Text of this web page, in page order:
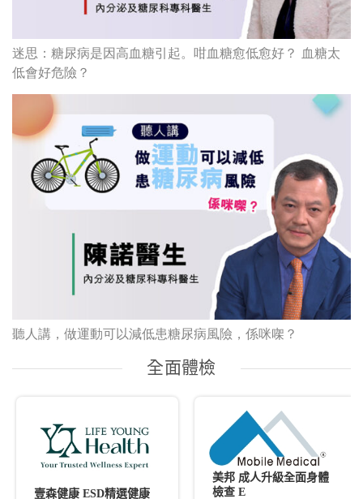
迷思：糖尿病是因高血糖引起。咁血糖愈低愈好？ 血糖太
低會好危險？
聽人講，做運動可以減低患糖尿病風險，係咪㗎？